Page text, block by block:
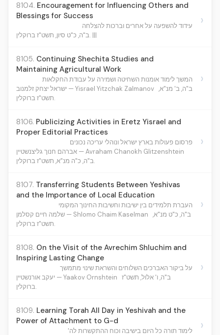
8104. Encouragement for Influencing Others and
Blessings for Success
עידוד להשפעה על אחרים וברכות להצלחה
ב"ה, כ"ט סיון, תשט"ז ברוקלין. |||
›
8105. Continuing Shechita Studies and
Maintaining Agricultural Work
המשך לימוד אומנות השחיטה ושמירה על עבודת החקלאות
ישראל יצחק זלמנוב — Yisrael Yitzchak Zalmanov ב"ה, ב' מנ"א,
תשט"ז ברוקלין.
›
8106. Publicizing Activities in Eretz Yisrael and
Proper Editorial Practices
פרסום פעולות בארץ ישראל ונוהלי עריכה נכונים
אברהם חנוך גליצנשטיין — Avraham Chanokh Glitzenshtein
ב"ה, כ"ה מנ"א, תשט"ז ברוקלין.
›
8107. Transferring Students Between Yeshivas
and the Importance of Local Education
העברת תלמידים בין ישיבות וחשיבות החינוך המקומי
שלמה חיים קסלמן — Shlomo Chaim Kaselman ב"ה, כ"ט מנ"א,
תשט"ז ברוקלין.
›
8108. On the Visit of the Avrechim Shluchim and
Inspiring Lasting Change
על ביקור האברכים השלוחים והשראת שינוי מתמשך
יעקב אורנשטיין — Yaakov Ornshtein ב"ה, ו' אלול, תשט"ז
ברוקלין.
›
8109. Learning Torah All Day in Yeshivah and the
Power of Attachment to G-d
לימוד תורה כל היום בישיבה וכוח ההתקשרות לה' ›